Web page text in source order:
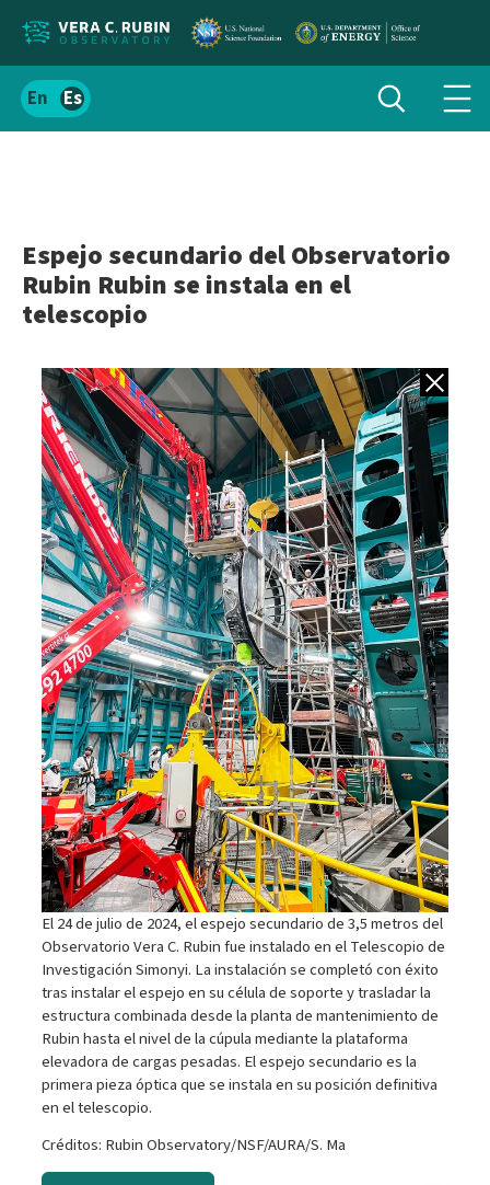
Localizar
el
Español
Alternar
búsqueda
Espejo secundario del Observatorio
Rubin Rubin se instala en el
telescopio
Volver a
El 24 de julio de 2024, el espejo secundario de 3,5 metros del
Observatorio Vera C. Rubin fue instalado en el Telescopio de
Investigación Simonyi. La instalación se completó con éxito
tras instalar el espejo en su célula de soporte y trasladar la
estructura combinada desde la planta de mantenimiento de
Rubin hasta el nivel de la cúpula mediante la plataforma
elevadora de cargas pesadas. El espejo secundario es la
primera pieza óptica que se instala en su posición definitiva
en el telescopio.
Créditos: Rubin Observatory/NSF/AURA/S. Ma